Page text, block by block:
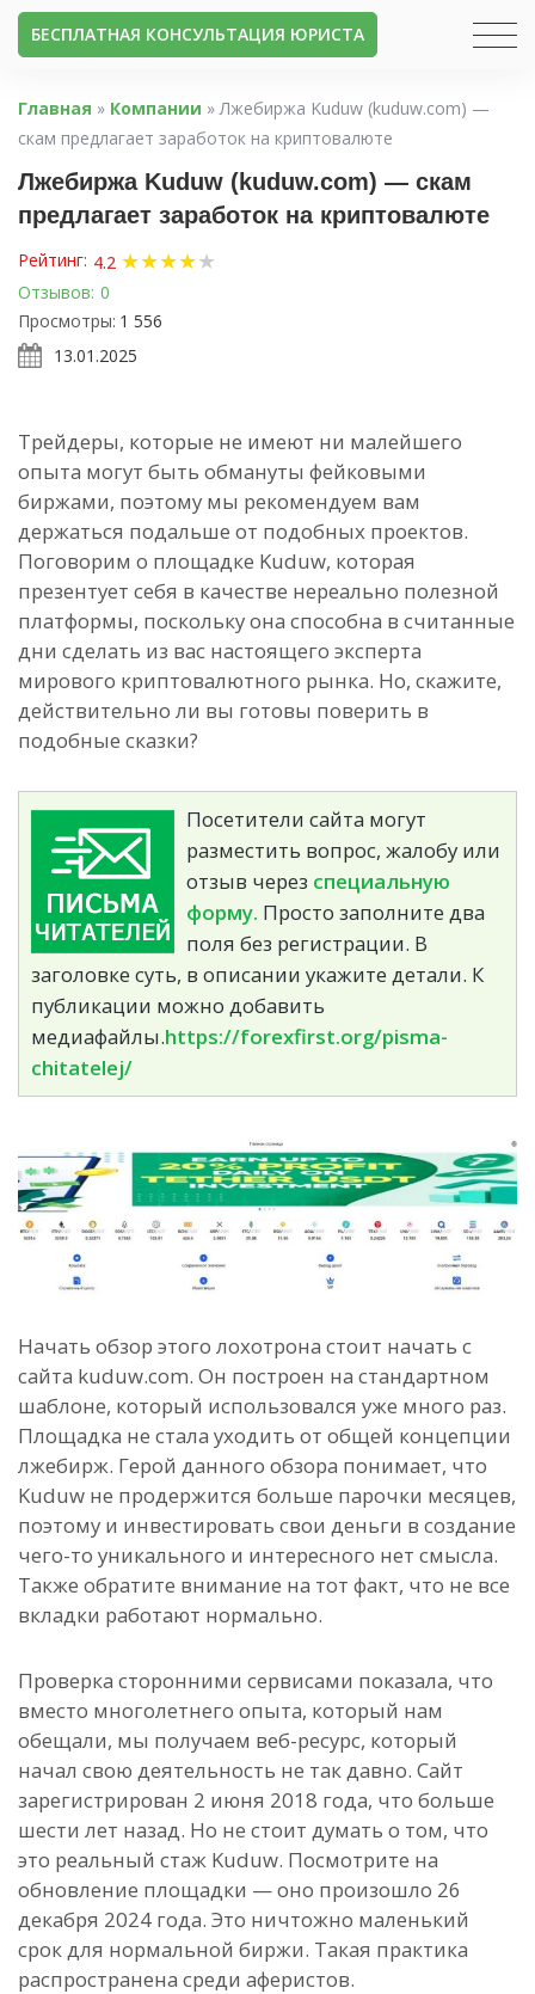
БЕСПЛАТНАЯ КОНСУЛЬТАЦИЯ ЮРИСТА
Главная » Компании »Лжебиржа Kuduw (kuduw.com) —
скам предлагает заработок на криптовалюте
Лжебиржа Kuduw (kuduw.com) — скам
предлагает заработок на криптовалюте
Рейтинг: 4.2 ★★★★★
Отзывов: 0
Просмотры: 1 556
13.01.2025
Трейдеры, которые не имеют ни малейшего
опыта могут быть обмануты фейковыми
биржами, поэтому мы рекомендуем вам
держаться подальше от подобных проектов.
Поговорим о площадке Kuduw, которая
презентует себя в качестве нереально полезной
платформы, поскольку она способна в считанные
дни сделать из вас настоящего эксперта
мирового криптовалютного рынка. Но, скажите,
действительно ли вы готовы поверить в
подобные сказки?
Посетители сайта могут
разместить вопрос, жалобу или
отзыв через специальную
форму. Просто заполните два
поля без регистрации. В
заголовке суть, в описании укажите детали. К
публикации можно добавить
медиафайлы.https://forexfirst.org/pisma-
chitatelej/
Начать обзор этого лохотрона стоит начать с
сайта kuduw.com. Он построен на стандартном
шаблоне, который использовался уже много раз.
Площадка не стала уходить от общей концепции
лжебирж. Герой данного обзора понимает, что
Kuduw не продержится больше парочки месяцев,
поэтому и инвестировать свои деньги в создание
чего-то уникального и интересного нет смысла.
Также обратите внимание на тот факт, что не все
вкладки работают нормально.
Проверка сторонними сервисами показала, что
вместо многолетнего опыта, который нам
обещали, мы получаем веб-ресурс, который
начал свою деятельность не так давно. Сайт
зарегистрирован 2 июня 2018 года, что больше
шести лет назад. Но не стоит думать о том, что
это реальный стаж Kuduw. Посмотрите на
обновление площадки — оно произошло 26
декабря 2024 года. Это ничтожно маленький
срок для нормальной биржи. Такая практика
распространена среди аферистов.